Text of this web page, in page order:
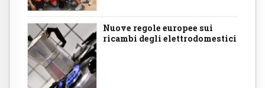
Nuove regole europee sui
ricambi degli elettrodomestici